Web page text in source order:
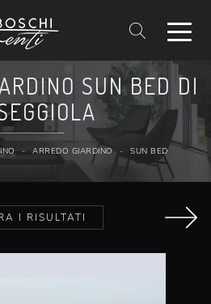
SUN BED DI
- ARREDO GIARDINO - SUN BED
I RISULTATI